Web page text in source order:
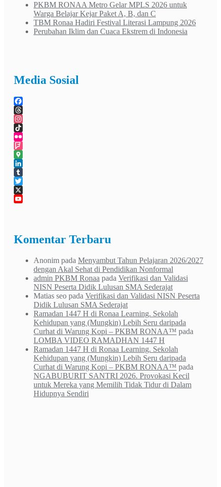
PKBM RONAA Metro Gelar MPLS 2026 untuk
Warga Belajar Kejar Paket A, B, dan C
TBM Ronaa Hadiri Festival Literasi Lampung 2026
Perubahan Iklim dan Cuaca Ekstrem di Indonesia
Media Sosial
Facebook
Threads
Instagram
TikTok
Flickr
Foursquare
Google
Maps
LinkedIn
Tumblr
Twitter
X
Komentar Terbaru
Anonim pada Menyambut Tahun Pelajaran 2026/2027
dengan Akal Sehat di Pendidikan Nonformal
admin PKBM Ronaa pada Verifikasi dan Validasi
NISN Peserta Didik Lulusan SMA Sederajat
Matias seo pada Verifikasi dan Validasi NISN Peserta
Didik Lulusan SMA Sederajat
Ramadan 1447 H di Ronaa Learning. Sekolah
Kehidupan yang (Mungkin) Lebih Seru daripada
Curhat di Warung Kopi – PKBM RONAA™ pada
LOMBA VIDEO RAMADHAN 1447 H
Ramadan 1447 H di Ronaa Learning. Sekolah
Kehidupan yang (Mungkin) Lebih Seru daripada
Curhat di Warung Kopi – PKBM RONAA™ pada
NGABUBURIT SANTRI 2026. Provokasi Kecil
untuk Mereka yang Memilih Tidak Tidur di Dalam
Hidupnya Sendiri